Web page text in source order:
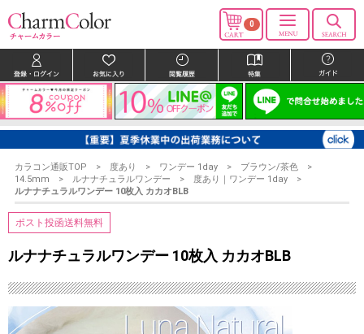
0
カラコン通販TOP 度あり ワンデー 1day
ブラウン/茶色
14.5mm
ルナナチュラルワンデー
度あり｜ワンデー 1day
ルナナチュラルワンデー 10枚入 カカオBLB
ポスト投函送料無料
ルナナチュラルワンデー 10枚入 カカオBLB